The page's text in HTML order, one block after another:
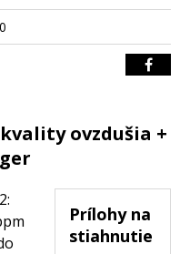
kvality ovzdušia +
Prílohy na
stiahnutie